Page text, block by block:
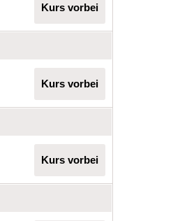
Kurs vorbei
Kurs vorbei
Kurs vorbei